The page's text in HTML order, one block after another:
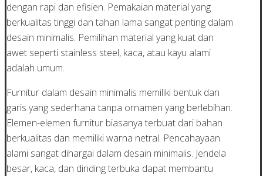
dengan rapi dan efisien. Pemakaian material yang
berkualitas tinggi dan tahan lama sangat penting dalam
desain minimalis. Pemilihan material yang kuat dan
awet seperti stainless steel, kaca, atau kayu alami
adalah umum.
Furnitur dalam desain minimalis memiliki bentuk dan
garis yang sederhana tanpa ornamen yang berlebihan.
Elemen-elemen furnitur biasanya terbuat dari bahan
berkualitas dan memiliki warna netral. Pencahayaan
alami sangat dihargai dalam desain minimalis. Jendela
besar, kaca, dan dinding terbuka dapat membantu